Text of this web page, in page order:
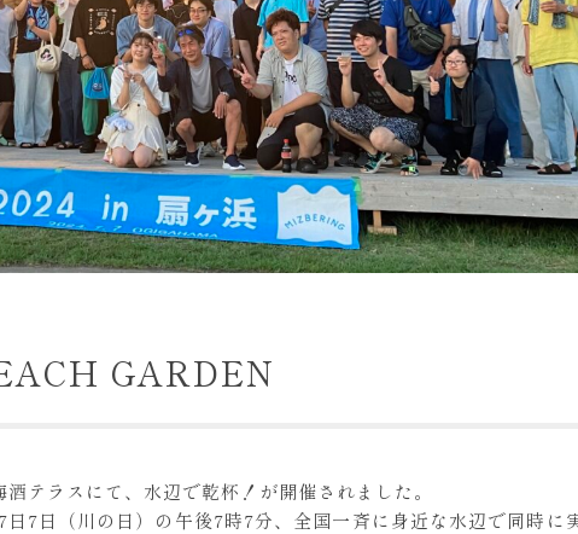
GARDEN
ラスにて、水辺で乾杯！が開催されました。
7日（川の日）の午後7時7分、全国一斉に身近な水辺で同時に